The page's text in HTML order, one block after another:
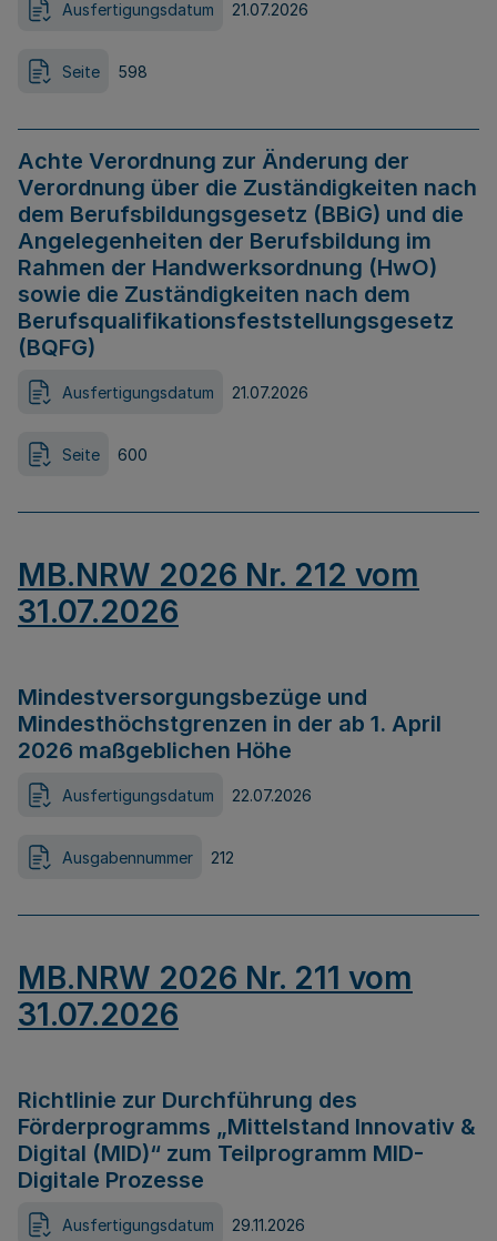
Ausfertigungsdatum 21.07.2026
Seite 598
Achte Verordnung zur Änderung der
Verordnung über die Zuständigkeiten nach
dem Berufsbildungsgesetz (BBiG) und die
Angelegenheiten der Berufsbildung im
Rahmen der Handwerksordnung (HwO)
sowie die Zuständigkeiten nach dem
Berufsqualifikationsfeststellungsgesetz
(BQFG)
Ausfertigungsdatum 21.07.2026
Seite 600
MB.NRW 2026 Nr. 212 vom
31.07.2026
Mindestversorgungsbezüge und
Mindesthöchstgrenzen in der ab 1. April
2026 maßgeblichen Höhe
Ausfertigungsdatum 22.07.2026
Ausgabennummer 212
MB.NRW 2026 Nr. 211 vom
31.07.2026
Richtlinie zur Durchführung des
Förderprogramms „Mittelstand Innovativ &
Digital (MID)“ zum Teilprogramm MID-
Digitale Prozesse
Ausfertigungsdatum 29.11.2026